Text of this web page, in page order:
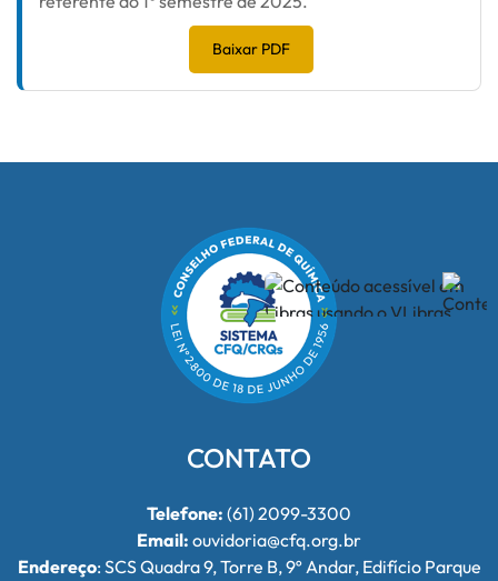
Baixar PDF
CONTATO
Telefone: (61) 2099-3300
Email: ouvidoria@cfq.org.br
Endereço: SCS Quadra 9, Torre B, 9º Andar, Edifício Parque